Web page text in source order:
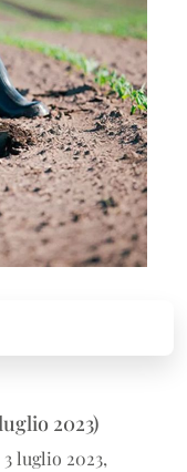
2023)
luglio 2023,